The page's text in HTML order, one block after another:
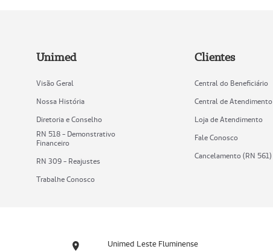
Unimed
Visão Geral
Nossa História
Diretoria e Conselho
RN 518 - Demonstrativo
Financeiro
RN 309 - Reajustes
Trabalhe Conosco
Clientes
Central do Beneficiário
Central de Atendimento
Loja de Atendimento
Fale Conosco
Cancelamento (RN 561)
Unimed Leste Fluminense